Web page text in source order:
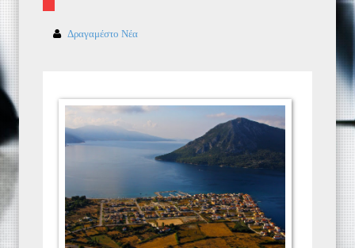
Δραγαμέστο Νέα